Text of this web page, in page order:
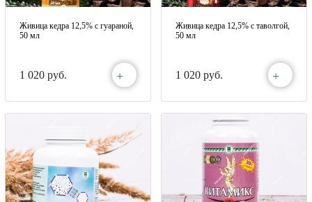
Живица кедра 12,5% с гуараной,
50 мл
1 020 руб. +
Живица кедра 12,5% с таволгой,
50 мл
1 020 руб. +